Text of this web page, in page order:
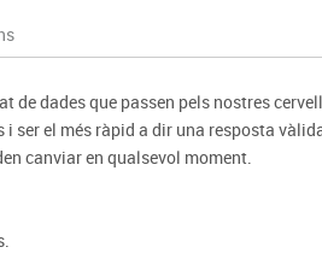
i polivalents
Entrenament
Foam
Esports
de dades que passen pels nostres
ser el més ràpid a dir una resposta
canviar en qualsevol moment.